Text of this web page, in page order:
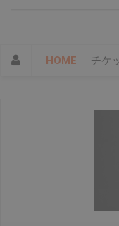
HOME チケ